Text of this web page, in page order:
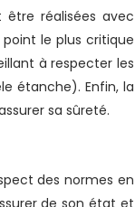
être réalisées avec
le plus critique
à respecter les
étanche). Enfin, la
sa sûreté.
des normes en